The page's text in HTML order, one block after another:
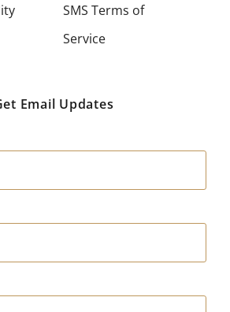
SMS Terms of
Service
Email Updates